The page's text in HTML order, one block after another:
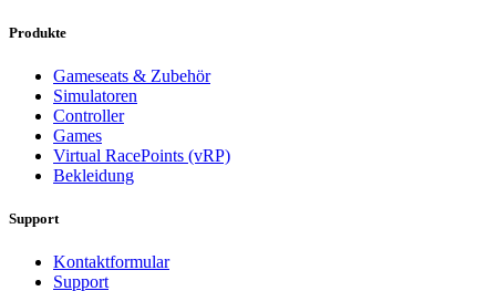
Produkte
Gameseats & Zubehör
Simulatoren
Controller
Games
Virtual RacePoints (vRP)
Bekleidung
Support
Kontaktformular
Support